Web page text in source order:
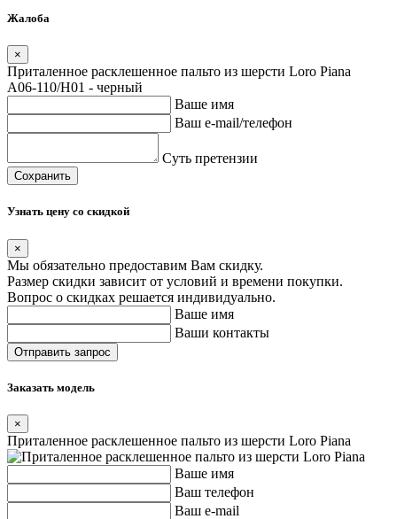
Жалоба
×
Приталенное расклешенное пальто из шерсти Loro Piana
A06-110/H01 - черный
Ваше имя
Ваш e-mail/телефон
Суть претензии
Сохранить
Узнать цену со скидкой
×
Мы обязательно предоставим Вам скидку.
Размер скидки зависит от условий и времени покупки.
Вопрос о скидках решается индивидуально.
Ваше имя
Ваши контакты
Заказать модель
×
Приталенное расклешенное пальто из шерсти Loro Piana
Ваше имя
Ваш телефон
Ваш e-mail